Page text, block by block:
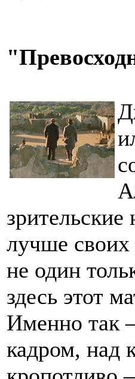
лучше своих
не один
здесь этот
Именно так
кадром, над